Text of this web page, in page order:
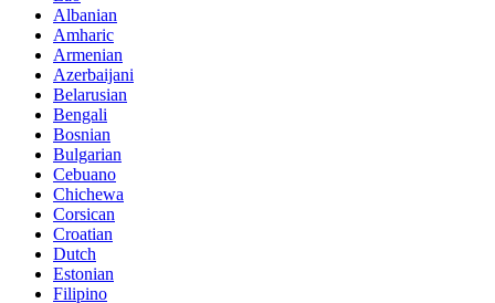
Albanian
Amharic
Armenian
Azerbaijani
Belarusian
Bengali
Bosnian
Bulgarian
Cebuano
Chichewa
Corsican
Croatian
Dutch
Estonian
Filipino